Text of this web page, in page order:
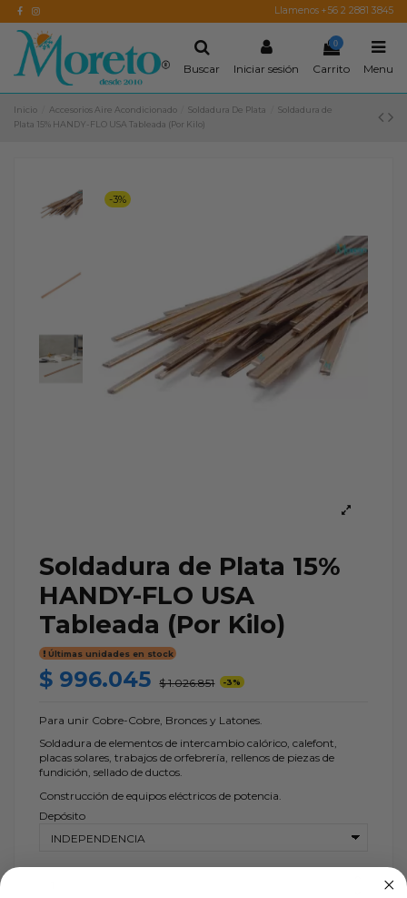
Llamenos +56 2 2881 3845
Buscar Iniciar sesión
0
Carrito Menu
Inicio Accesorios Aire Acondicionado Soldadura De Plata
Soldadura de
Plata 15% HANDY-FLO USA Tableada (Por Kilo)
-3%
Soldadura de Plata 15%
HANDY-FLO USA
Tableada (Por Kilo)
Últimas unidades en stock
$ 996.045 $ 1.026.851 -3%
Para unir Cobre-Cobre, Bronces y Latones.
Soldadura de elementos de intercambio calórico, calefont,
placas solares, trabajos de orfebrería, rellenos de piezas de
fundición, sellado de ductos.
Construcción de equipos eléctricos de potencia.
Depósito